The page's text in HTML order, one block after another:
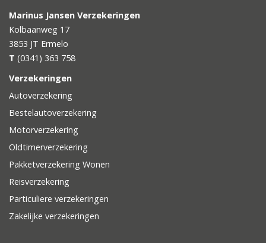
Marinus Jansen Verzekeringen
Kolbaanweg 17
3853 JT Ermelo
T (0341) 363 758
Verzekeringen
Autoverzekering
Bestelautoverzekering
Motorverzekering
Oldtimerverzekering
Pakketverzekering Wonen
Reisverzekering
Particuliere verzekeringen
Zakelijke verzekeringen